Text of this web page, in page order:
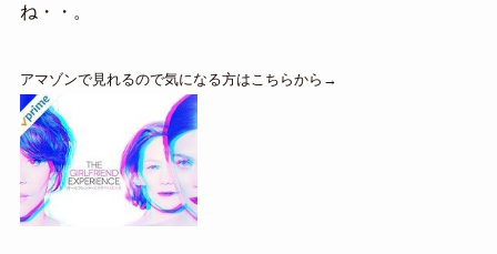
ね・・。
アマゾンで見れるので気になる方はこちらから→